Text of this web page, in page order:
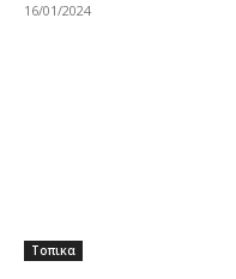
16/01/2024
Τοπικα